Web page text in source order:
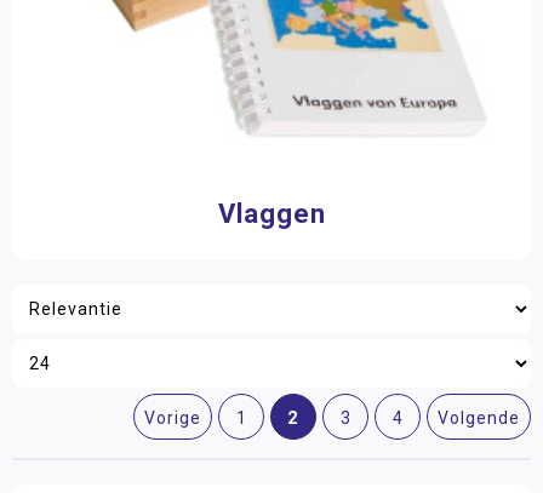
Vlaggen
Vorige 1 2 3 4 Volgende